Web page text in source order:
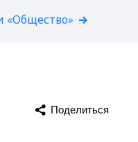
«Общество»
Поделиться